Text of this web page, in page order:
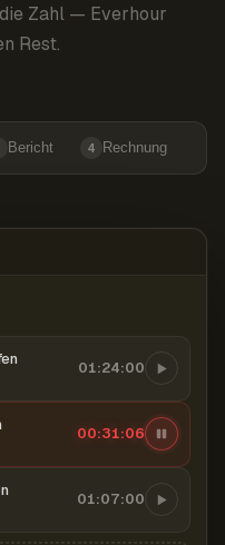
Zahl — Everhour
Rest.
Bericht 4 Rechnung
01:24:00
00:31:07
01:07:00